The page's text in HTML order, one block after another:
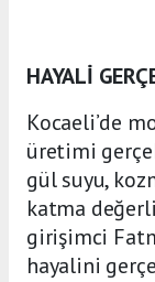
HAYALİ
Kocaeli’de
üretimi
gül suyu,
katma
girişimci
hayalini